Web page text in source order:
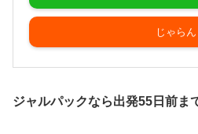
じゃらん
ジャルパックなら出発55日前ま